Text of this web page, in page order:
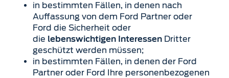
in bestimmten Fällen, in denen nach
Auffassung von dem Ford Partner oder
Ford die Sicherheit oder
die lebenswichtigen Interessen Dritter
geschützt werden müssen;
in bestimmten Fällen, in denen der Ford
Partner oder Ford Ihre personenbezogenen